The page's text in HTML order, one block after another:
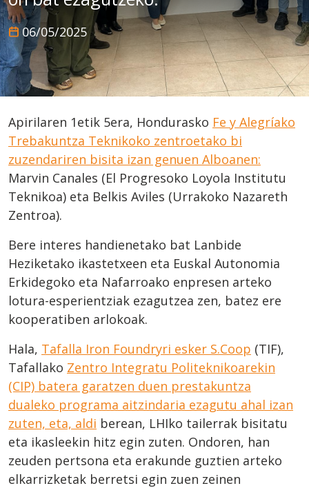
06/05/2025
Apirilaren 1etik 5era, Hondurasko Fe y Alegríako
Trebakuntza Teknikoko zentroetako bi
zuzendariren bisita izan genuen Alboanen:
Marvin Canales (El Progresoko Loyola Institutu
Teknikoa) eta Belkis Aviles (Urrakoko Nazareth
Zentroa).
Bere interes handienetako bat Lanbide
Heziketako ikastetxeen eta Euskal Autonomia
Erkidegoko eta Nafarroako enpresen arteko
lotura-esperientziak ezagutzea zen, batez ere
kooperatiben arlokoak.
Hala, Tafalla Iron Foundryri esker S.Coop (TIF),
Tafallako Zentro Integratu Politeknikoarekin
(CIP) batera garatzen duen prestakuntza
dualeko programa aitzindaria ezagutu ahal izan
zuten, eta, aldi berean, LHIko tailerrak bisitatu
eta ikasleekin hitz egin zuten. Ondoren, han
zeuden pertsona eta erakunde guztien arteko
elkarrizketak berretsi egin zuen zeinen